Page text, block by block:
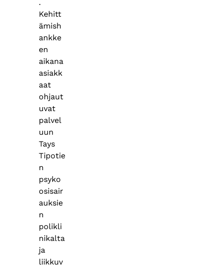
.
Kehitt
ämish
ankke
en
aikana
asiakk
aat
ohjaut
uvat
palvel
uun
Tays
Tipotie
n
psyko
osisair
auksie
n
polikli
nikalta
ja
liikkuv